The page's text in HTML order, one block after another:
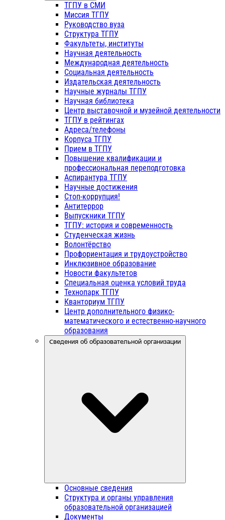
ТГПУ в СМИ
Миссия ТГПУ
Руководство вуза
Структура ТГПУ
Факультеты, институты
Научная деятельность
Международная деятельность
Социальная деятельность
Издательская деятельность
Научные журналы ТГПУ
Научная библиотека
Центр выставочной и музейной деятельности
ТГПУ в рейтингах
Адреса/телефоны
Корпуса ТГПУ
Прием в ТГПУ
Повышение квалификации и
профессиональная переподготовка
Аспирантура ТГПУ
Научные достижения
Стоп-коррупция!
Антитеррор
Выпускники ТГПУ
ТГПУ: история и современность
Студенческая жизнь
Волонтёрство
Профориентация и трудоустройство
Инклюзивное образование
Новости факультетов
Специальная оценка условий труда
Технопарк ТГПУ
Кванториум ТГПУ
Центр дополнительного физико-
математического и естественно-научного
образования
Сведения об образовательной организации
Основные сведения
Структура и органы управления
образовательной организацией
Документы